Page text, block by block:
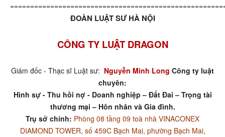
ĐOÀN LUẬT SƯ HÀ NỘI
CÔNG TY LUẬT DRAGON
Giám đốc - Thạc sĩ Luật sư: Nguyễn Minh Long Công ty luật
chuyên:
Hình sự - Thu hồi nợ - Doanh nghiệp – Đất Đai – Trọng tài
thương mại – Hôn nhân và Gia đình.
Trụ sở chính: Phòng 08 tầng 09 toà nhà VINACONEX
DIAMOND TOWER, số 459C Bạch Mai, phường Bạch Mai,